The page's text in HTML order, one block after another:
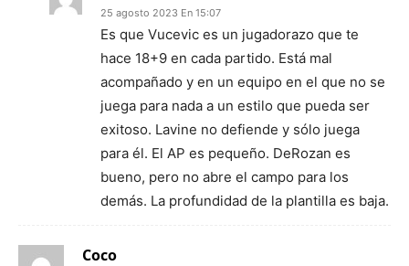
25 agosto 2023 En 15:07
Es que Vucevic es un jugadorazo que te
hace 18+9 en cada partido. Está mal
acompañado y en un equipo en el que no se
juega para nada a un estilo que pueda ser
exitoso. Lavine no defiende y sólo juega
para él. El AP es pequeño. DeRozan es
bueno, pero no abre el campo para los
demás. La profundidad de la plantilla es baja.
Coco